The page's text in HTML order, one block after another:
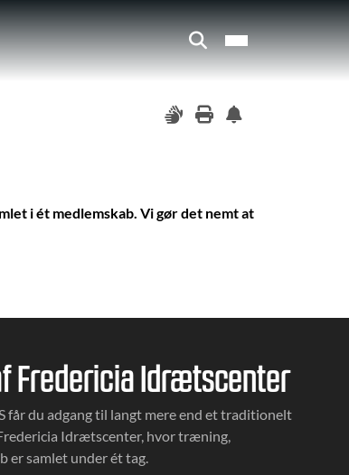
i ét medlemskab. Vi gør det nemt at
Fredericia Idrætscenter
får du adgang til langt mere end et traditionelt
Idrætscenter, hvor træning,
er samlet under ét tag.